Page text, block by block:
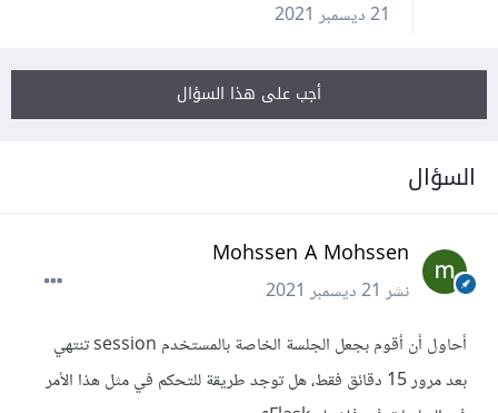
21 ديسمبر 2021
أجب على هذا السؤال
السؤال
Mohssen A Mohssen
نشر21 ديسمبر 2021
أحاول أن أقوم بجعل الجلسة الخاصة بالمستخدم session تنتهي
بعد مرور 15 دقائق فقط، هل توجد طريقة للتحكم في مثل هذا الأمر